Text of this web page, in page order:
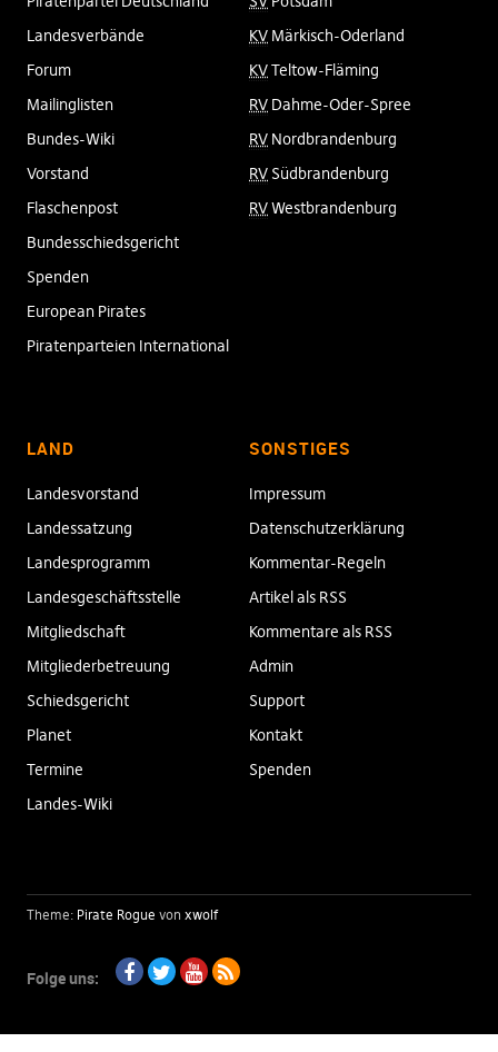
Landesverbände
Forum
Mailinglisten
Bundes-Wiki
Vorstand
Flaschenpost
Bundesschiedsgericht
Spenden
European Pirates
Piratenparteien International
KV Märkisch-Oderland
KVTeltow-Fläming
RV Dahme-Oder-Spree
RV Nordbrandenburg
RV Südbrandenburg
RVWestbrandenburg
LAND
Landesvorstand
Landessatzung
Landesprogramm
Landesgeschäftsstelle
Mitgliedschaft
Mitgliederbetreuung
Schiedsgericht
Planet
Termine
Landes-Wiki
SONSTIGES
Impressum
Datenschutzerklärung
Kommentar-Regeln
Artikel als RSS
Kommentare als RSS
Admin
Support
Kontakt
Spenden
Theme: Pirate Rogue von xwolf
Folge uns: